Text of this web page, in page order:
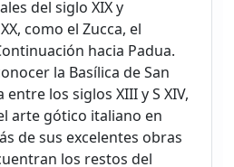
del siglo XIX y
como el Zucca, el
hacia Padua.
la Basílica de San
los siglos XIII y S XIV,
arte gótico italiano en
de sus excelentes obras
los restos del